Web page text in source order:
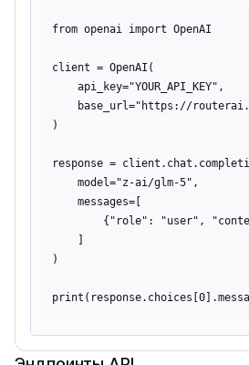
from openai import OpenAI
client = OpenAI(
    api_key="YOUR_API_KEY",
base_url="https://
)
response =
    model="z-ai/glm-5",
    messages=[
{"role": "user",
)